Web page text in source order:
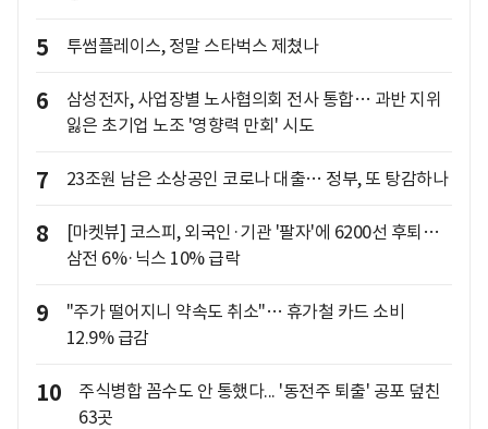
5 투썸플레이스, 정말 스타벅스 제쳤나
6
삼성전자, 사업장별 노사협의회 전사 통합… 과반 지위
잃은 초기업 노조 '영향력 만회' 시도
7 23조원 남은 소상공인 코로나 대출… 정부, 또 탕감하나
8
[마켓뷰] 코스피, 외국인·기관 '팔자'에 6200선 후퇴…
삼전 6%·닉스 10% 급락
9
"주가 떨어지니 약속도 취소"… 휴가철 카드 소비
12.9% 급감
10
주식병합 꼼수도 안 통했다... '동전주 퇴출' 공포 덮친
63곳